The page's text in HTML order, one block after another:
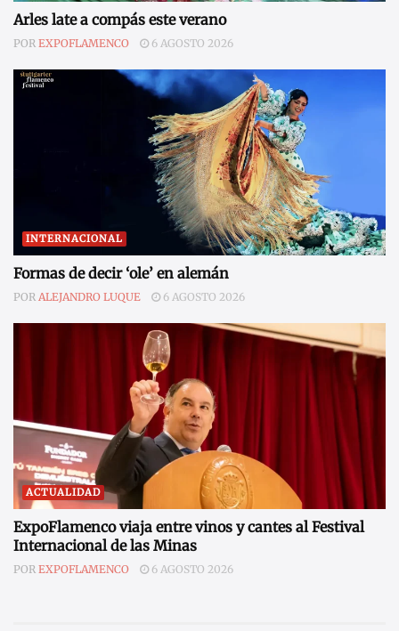
Arles late a compás este verano
POR EXPOFLAMENCO 6 AGOSTO 2026
INTERNACIONAL
Formas de decir ‘ole’ en alemán
POR ALEJANDRO LUQUE 6 AGOSTO 2026
ACTUALIDAD
ExpoFlamenco viaja entre vinos y cantes al Festival
Internacional de las Minas
POR EXPOFLAMENCO 6 AGOSTO 2026